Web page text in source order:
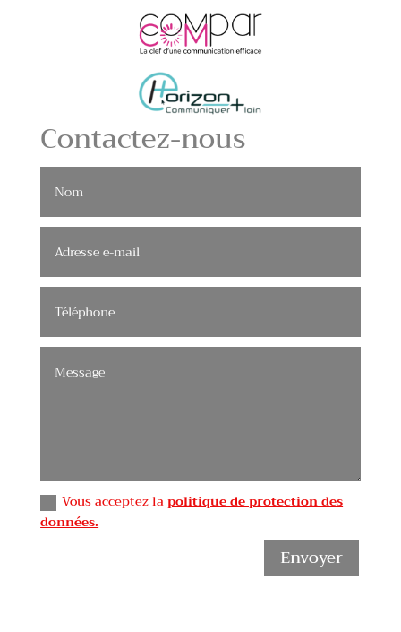
Contactez-nous
Vous acceptez lapolitique de protection des
données.
Envoyer